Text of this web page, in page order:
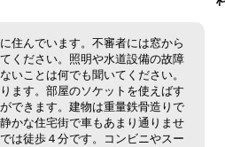
住んでいます。不審者には窓から
ください。照明や水道設備の故障
いことは何でも聞いてください。
ます。部屋のソケットを使えばす
できます。建物は重量鉄骨造りで
かな住宅街で車もあまり通りませ
は徒歩４分です。コンビニやスー